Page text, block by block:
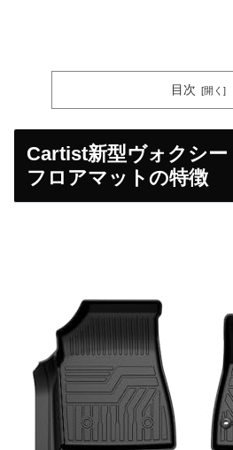
目次
Cartist新型ヴォクシー
フロアマットの特徴